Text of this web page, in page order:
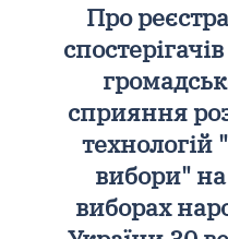
Про
сприяння
технологій
вибори"
виборах